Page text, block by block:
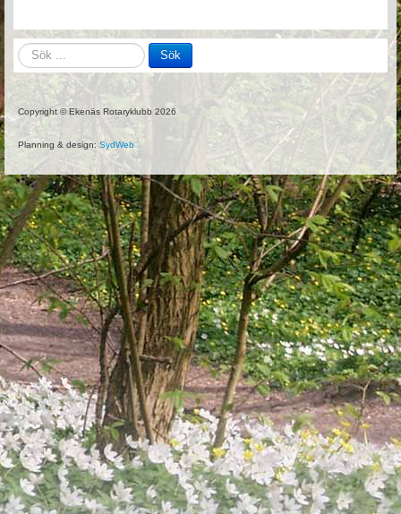
Sök
på
hemsidan
Sök
Copyright © Ekenäs Rotaryklubb 2026
Planning & design: SydWeb